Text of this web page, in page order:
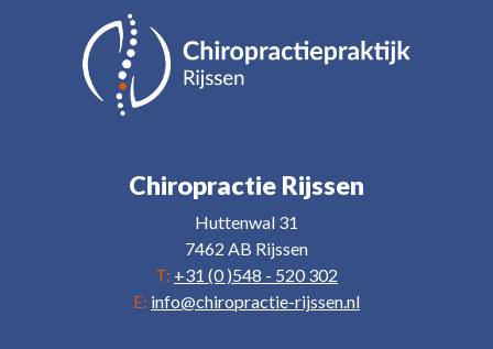
Chiropractie Rijssen
Huttenwal 31
7462 AB Rijssen
T: +31 (0 )548 - 520 302
E: info@chiropractie-rijssen.nl